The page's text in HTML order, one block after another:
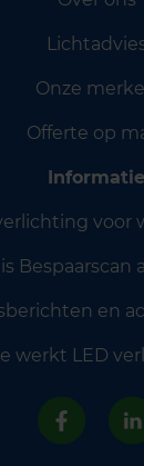
Onze
Offerte op
Informatie
voor
Bespaarscan
en
werkt LED